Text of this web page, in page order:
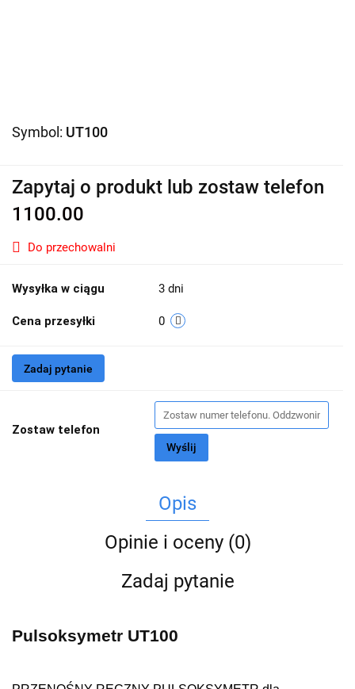
Symbol: UT100
Zapytaj o produkt lub zostaw telefon
1100.00
Do przechowalni
Wysyłka w ciągu 3 dni
Cena przesyłki 0
Zadaj pytanie
Zostaw telefon
Wyślij
Opis
Opinie i oceny (0)
Zadaj pytanie
Pulsoksymetr UT100